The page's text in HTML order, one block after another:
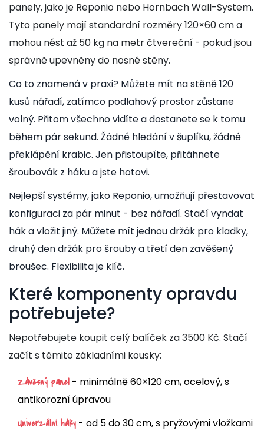
panely, jako je Reponio nebo Hornbach Wall-System.
Tyto panely mají standardní rozměry 120×60 cm a
mohou nést až 50 kg na metr čtvereční - pokud jsou
správně upevněny do nosné stěny.
Co to znamená v praxi? Můžete mít na stěně 120
kusů nářadí, zatímco podlahový prostor zůstane
volný. Přitom všechno vidíte a dostanete se k tomu
během pár sekund. Žádné hledání v šuplíku, žádné
překlápění krabic. Jen přistoupíte, přitáhnete
šroubovák z háku a jste hotovi.
Nejlepší systémy, jako Reponio, umožňují přestavovat
konfiguraci za pár minut - bez nářadí. Stačí vyndat
hák a vložit jiný. Můžete mít jednou držák pro kladky,
druhý den držák pro šrouby a třetí den zavěšený
broušec. Flexibilita je klíč.
Které komponenty opravdu
potřebujete?
Nepotřebujete koupit celý balíček za 3500 Kč. Stačí
začít s těmito základními kousky:
Závěsný panel - minimálně 60×120 cm, ocelový, s
antikorozní úpravou
Univerzální háky - od 5 do 30 cm, s pryžovými vložkami